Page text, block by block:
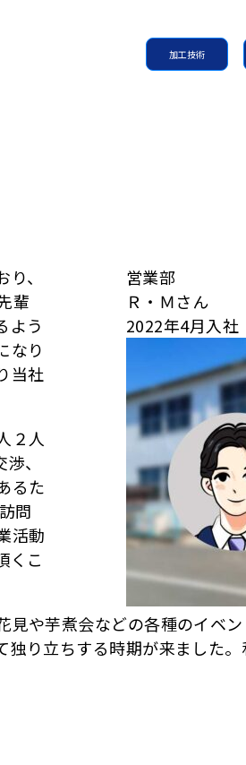
加工技術
営業部
Ｒ・Ｍさん
2022年4月入社
、
輩
よう
なり
当社
２人
、
るた
問
活動
くこ
や芋煮会などの各種のイベ
り立ちする時期が来ました